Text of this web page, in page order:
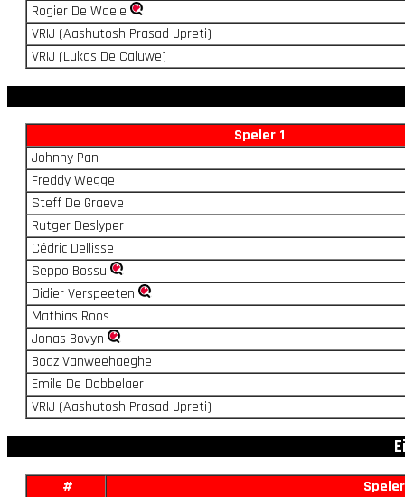
Rogier De Waele
VRIJ (Aashutosh Prasad Upreti)
VRIJ (Lukas De Caluwe)
Speler 1
Johnny Pan
Freddy Wegge
Steff De Graeve
Rutger Deslyper
Cédric Dellisse
Seppo Bossu
Didier Verspeeten
Mathias Roos
Jonas Bovyn
Boaz Vanweehaeghe
Emile De Dobbelaer
VRIJ (Aashutosh Prasad Upreti)
#
Speler